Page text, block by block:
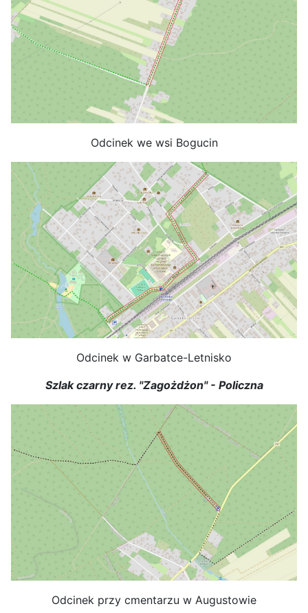
Odcinek we wsi Bogucin
Odcinek w Garbatce-Letnisko
Szlak czarny rez. "Zagożdżon" - Policzna
Odcinek przy cmentarzu w Augustowie